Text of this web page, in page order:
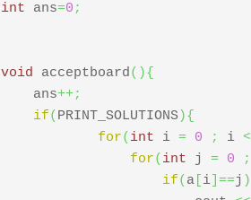
int ans=0 ;
void acceptboard( ){
    ans
++;
if( PRINT_SOLUTIONS){
for( int i = 0 ; i <
for( int j = 0 ;
if( a i ==j )